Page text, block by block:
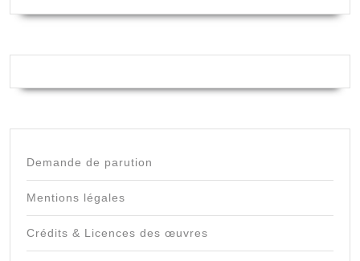
Demande de parution
Mentions légales
Crédits & Licences des œuvres